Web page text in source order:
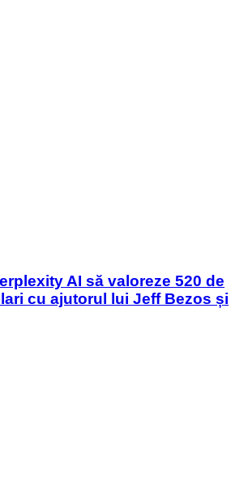
AI să valoreze 520 de
cu ajutorul lui Jeff Bezos și